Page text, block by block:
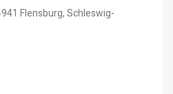
Flensburg, Schleswig-